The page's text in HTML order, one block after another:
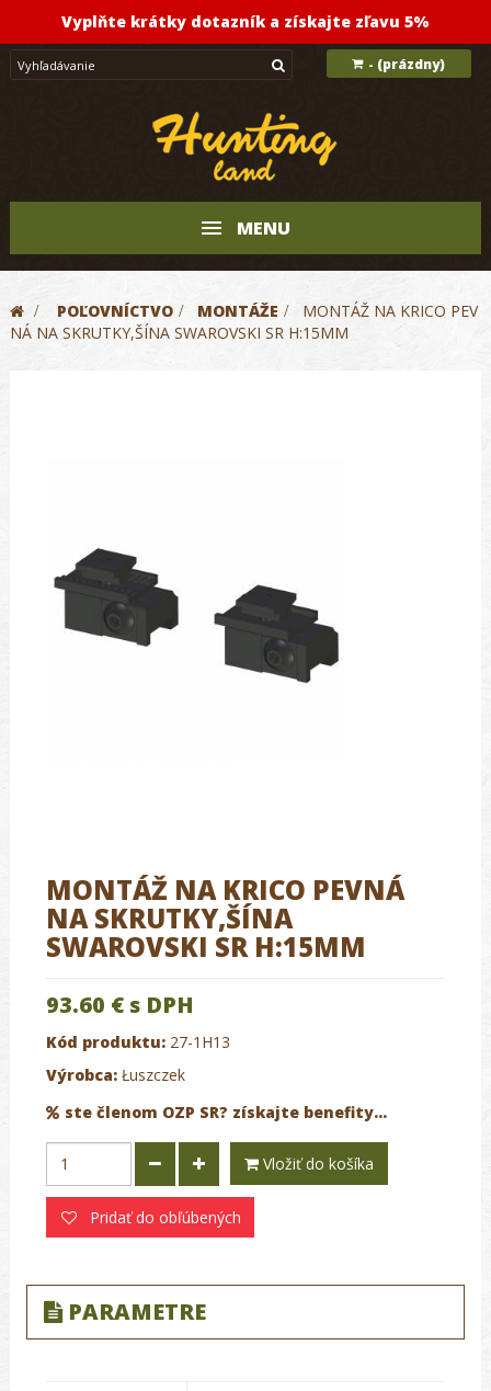
Vyplňte krátky dotazník a získajte zľavu 5%
- (prázdny)
MENU
> POĽOVNÍCTVO > MONTÁŽE >
MONTÁŽ NA KRICO PEV
NÁ NA SKRUTKY,ŠÍNA SWAROVSKI SR H:15MM
MONTÁŽ NA KRICO PEVNÁ
NA SKRUTKY,ŠÍNA
SWAROVSKI SR H:15MM
93.60 € s DPH
Kód produktu: 27-1H13
Výrobca: Łuszczek
ste členom OZP SR? získajte benefity...
Vložiť do košíka
Pridať do obľúbených
PARAMETRE